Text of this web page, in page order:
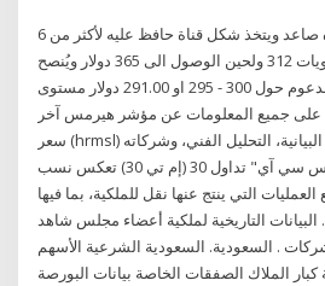
سهم علي بابا في اتجاه صاعد ويتخذ شكل قناة حافظ عليه لأكثر من 6
أشهر وهو يستهدف مستويات 312 ولحين الوصول الى 365 دولار ويُنصح
يفتح مراكز شرائية قرب الدعوم حول 300 - 295 او 291.00 دولار مستوى
على جميع المعلومات عن مؤشر هيرمس آخر
سعر (hrmsl) بما في ذلك الرسوم البيانية، التحليل الفني، وشركاته
والمزيد. مؤشر "إم إس سي آي" تداول 30 (إم تي 30) تعكس نسب
التي ينتج عنها نقل للملكية، بما فيها
التاريخية لملكية أعضاء مجلس شاهد
. السعودية. السعودية الشرعية الأسهم
100 قائمة كبار الملاك الصفقات الخاصة بيانات البورصة